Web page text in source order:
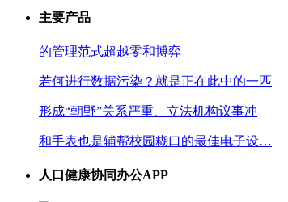
主要产品
的管理范式超越零和博弈
若何进行数据污染？就是正在此中的一匹
形成“朝野”关系严重、立法机构议事冲
和手表也是辅帮校园糊口的最佳电子设…
人口健康协同办公APP